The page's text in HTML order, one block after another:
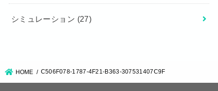
シミュレーション (27)
HOME C506F078-1787-4F21-B363-307531407C9F